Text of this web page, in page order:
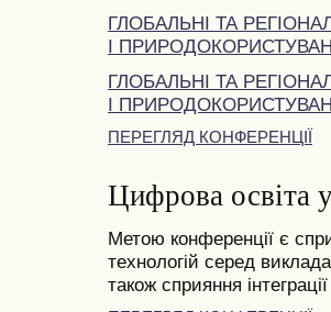
ГЛОБАЛЬНІ ТА
І
ГЛОБАЛЬНІ ТА
І
ПЕРЕГЛЯД КОНФЕРЕНЦІЇ
Цифрова освіта
Метою конференції є
технологій серед
також сприяння